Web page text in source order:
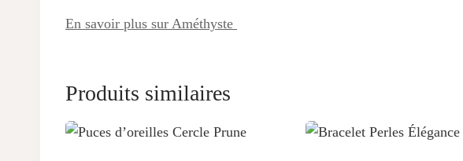
En savoir plus sur Améthyste
Produits similaires